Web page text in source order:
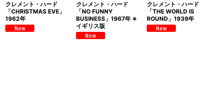
クレメント・ハード
「CHRISTMAS EVE」
1962年
クレメント・ハード
「NO FUNNY
BUSINESS」1967年 ※
イギリス版
クレメント・ハード
「THE WORLD IS
ROUND」1939年